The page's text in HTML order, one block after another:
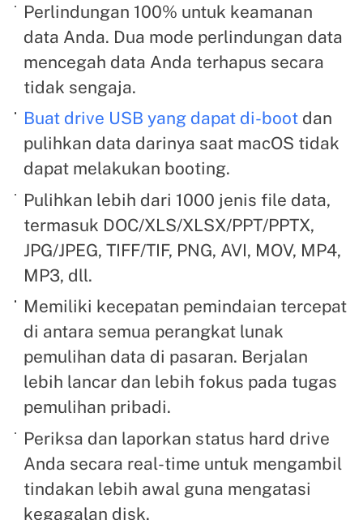
Perlindungan 100% untuk keamanan
data Anda. Dua mode perlindungan data
mencegah data Anda terhapus secara
tidak sengaja.
Buat drive USB yang dapat di-boot dan
pulihkan data darinya saat macOS tidak
dapat melakukan booting.
Pulihkan lebih dari 1000 jenis file data,
termasuk DOC/XLS/XLSX/PPT/PPTX,
JPG/JPEG, TIFF/TIF, PNG, AVI, MOV, MP4,
MP3, dll.
Memiliki kecepatan pemindaian tercepat
di antara semua perangkat lunak
pemulihan data di pasaran. Berjalan
lebih lancar dan lebih fokus pada tugas
pemulihan pribadi.
Periksa dan laporkan status hard drive
Anda secara real-time untuk mengambil
tindakan lebih awal guna mengatasi
kegagalan disk.